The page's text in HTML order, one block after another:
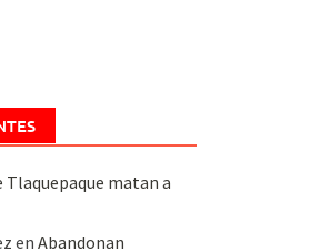
Tlaquepaque matan a
en Abandonan